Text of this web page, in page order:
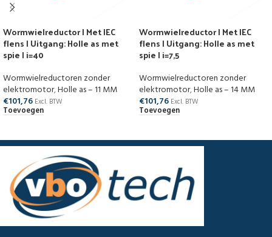
Wormwielreductor | Met IEC
flens | Uitgang: Holle as met
spie | i=40
Wormwielreductoren zonder
elektromotor,Holle as – 11 MM
€101,76 Excl. BTW
Toevoegen
Wormwielreductor | Met IEC
flens | Uitgang: Holle as met
spie | i=7,5
Wormwielreductoren zonder
elektromotor,Holle as – 14 MM
€101,76 Excl. BTW
Toevoegen